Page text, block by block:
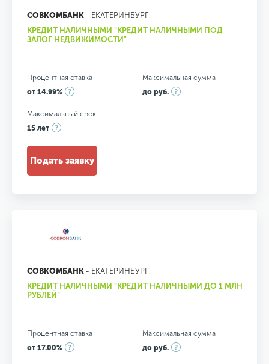
СОВКОМБАНК - ЕКАТЕРИНБУРГ
КРЕДИТ НАЛИЧНЫМИ "КРЕДИТ НАЛИЧНЫМИ ПОД
ЗАЛОГ НЕДВИЖИМОСТИ"
Процентная ставка
от 14.99%
Максимальная сумма
до руб.
Максимальный срок
15 лет
Подать заявку
СОВКОМБАНК - ЕКАТЕРИНБУРГ
КРЕДИТ НАЛИЧНЫМИ "КРЕДИТ НАЛИЧНЫМИ ДО 1 МЛН
РУБЛЕЙ"
Процентная ставка
от 17.00%
Максимальная сумма
до руб.